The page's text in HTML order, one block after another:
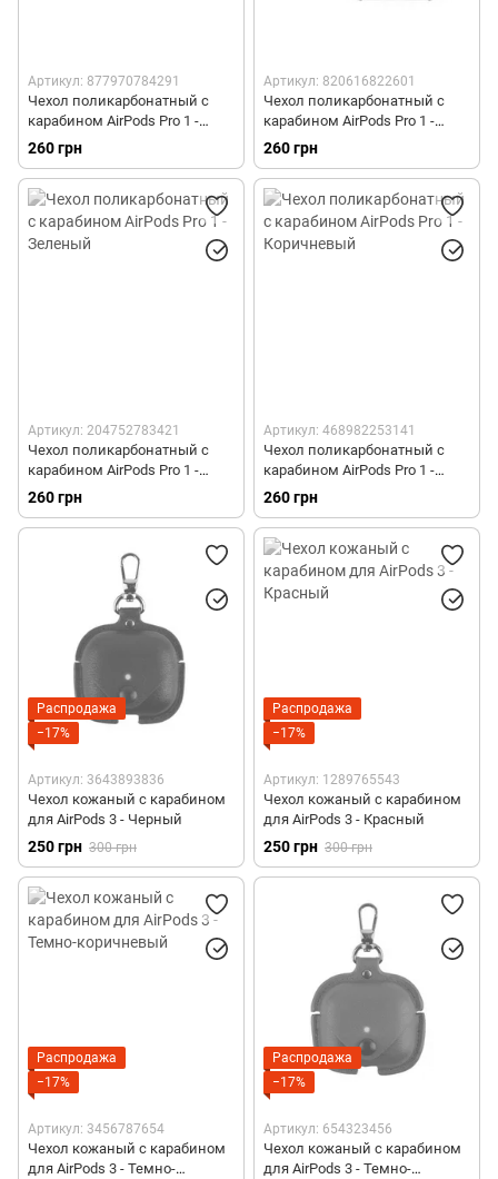
Артикул: 877970784291
Чехол поликарбонатный с
карабином AirPods Pro 1 -
Белый
260 грн
Артикул: 820616822601
Чехол поликарбонатный с
карабином AirPods Pro 1 -
Красный
260 грн
Артикул: 204752783421
Чехол поликарбонатный с
карабином AirPods Pro 1 -
Зеленый
260 грн
Артикул: 468982253141
Чехол поликарбонатный с
карабином AirPods Pro 1 -
Коричневый
260 грн
Распродажа
−17%
Артикул: 3643893836
Чехол кожаный с карабином
для AirPods 3 - Черный
250 грн 300 грн
Распродажа
−17%
Артикул: 1289765543
Чехол кожаный с карабином
для AirPods 3 - Красный
250 грн 300 грн
Распродажа
−17%
Артикул: 3456787654
Чехол кожаный с карабином
для AirPods 3 - Темно-
Распродажа
−17%
Артикул: 654323456
Чехол кожаный с карабином
для AirPods 3 - Темно-